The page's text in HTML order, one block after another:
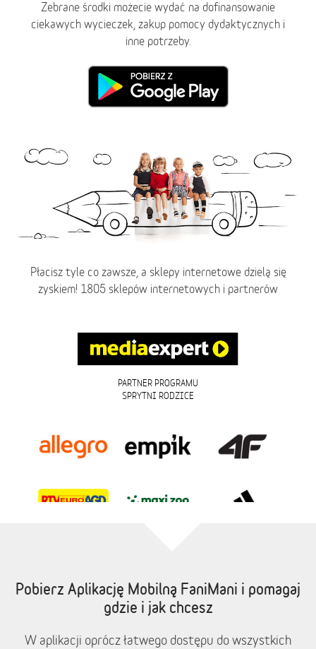
Zebrane środki możecie wydać na dofinansowanie
ciekawych wycieczek, zakup pomocy dydaktycznych i
inne potrzeby.
Płacisz tyle co zawsze, a sklepy internetowe dzielą się
zyskiem! 1805 sklepów internetowych i partnerów
PARTNER PROGRAMU
SPRYTNI RODZICE
Pobierz Aplikację Mobilną FaniMani i pomagaj
gdzie i jak chcesz
W aplikacji oprócz łatwego dostępu do wszystkich